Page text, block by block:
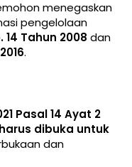
menegaskan
pengelolaan
14 Tahun 2008 dan
.
Pasal 14 Ayat 2
harus dibuka untuk
dan